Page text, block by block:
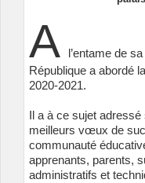
A
l’entame de
République a abordé
2020-2021.
Il a à ce sujet
meilleurs vœux de
communauté
apprenants, parents,
administratifs et